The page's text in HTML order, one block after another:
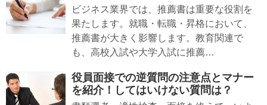
ビジネス業界では、推薦書は重要な役割を
果たします。就職・転職・昇格において、
推薦書が大きく影響します。教育関連で
も、高校入試や大学入試に推薦…
役員面接での逆質問の注意点とマナー
を紹介！してはいけない質問は？